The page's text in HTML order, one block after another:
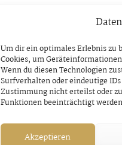
Um dir ein optimales Erlebnis zu
Cookies, um
Wenn du diesen Technologien
Surfverhalten oder eindeutige
Zustimmung nicht erteilst oder
Funktionen beeinträchtigt
Akzeptieren